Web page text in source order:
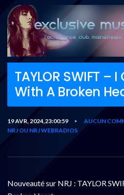
TAYLOR SWIFT –
With A Broken
19 AVR, 2024,23:00:59 • AUCUN
NRJ OU NRJ WEBRADIOS
Nouveauté sur NRJ : TAYLOR